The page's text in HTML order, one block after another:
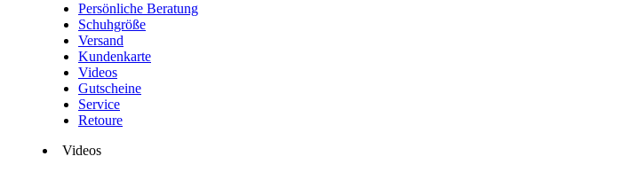
Persönliche Beratung
Schuhgröße
Versand
Kundenkarte
Videos
Gutscheine
Service
Retoure
Videos